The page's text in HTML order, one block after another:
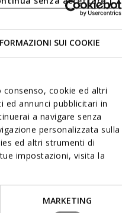
SUI COOKIE
cookie ed altri
annunci pubblicitari in
a navigare senza
personalizzata sulla
ed altri strumenti di
impostazioni, visita la
MARKETING